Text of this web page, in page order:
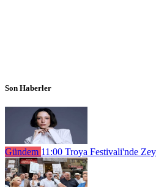
Son Haberler
Gündem 11:00 Troya Festivali'nde